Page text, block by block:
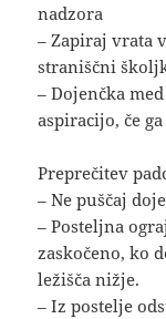
nadzora
– Zapiraj vrata
straniščni
– Dojenčka
aspiracijo, če
Preprečitev
– Ne puščaj
– Posteljna
zaskočeno, ko
ležišča nižje.
– Iz postelje